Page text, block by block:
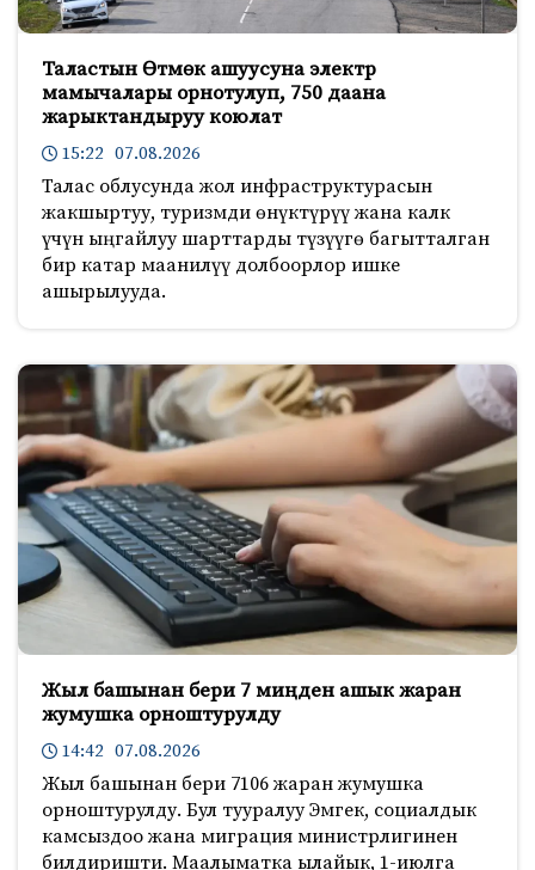
Таластын Өтмөк ашуусуна электр
мамычалары орнотулуп, 750 даана
жарыктандыруу коюлат
15:22 07.08.2026
Талас облусунда жол инфраструктурасын
жакшыртуу, туризмди өнүктүрүү жана калк
үчүн ыңгайлуу шарттарды түзүүгө багытталган
бир катар маанилүү долбоорлор ишке
ашырылууда.
Жыл башынан бери 7 миңден ашык жаран
жумушка орноштурулду
14:42 07.08.2026
Жыл башынан бери 7106 жаран жумушка
орноштурулду. Бул тууралуу Эмгек, социалдык
камсыздоо жана миграция министрлигинен
билдиришти. Маалыматка ылайык, 1-июлга